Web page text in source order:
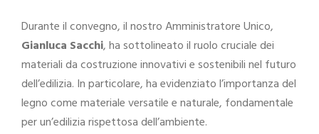
Durante il convegno, il nostro Amministratore Unico,
Gianluca Sacchi, ha sottolineato il ruolo cruciale dei
materiali da costruzione innovativi e sostenibili nel futuro
dell’edilizia. In particolare, ha evidenziato l’importanza del
legno come materiale versatile e naturale, fondamentale
per un’edilizia rispettosa dell’ambiente.